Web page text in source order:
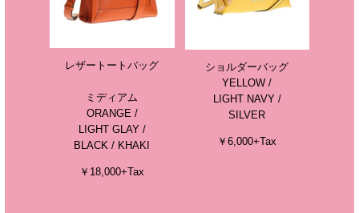
レザートートバッグ
ミディアム
ORANGE /
LIGHT GLAY /
BLACK / KHAKI
￥18,000+Tax
ショルダーバッグ
YELLOW /
LIGHT NAVY /
SILVER
￥6,000+Tax